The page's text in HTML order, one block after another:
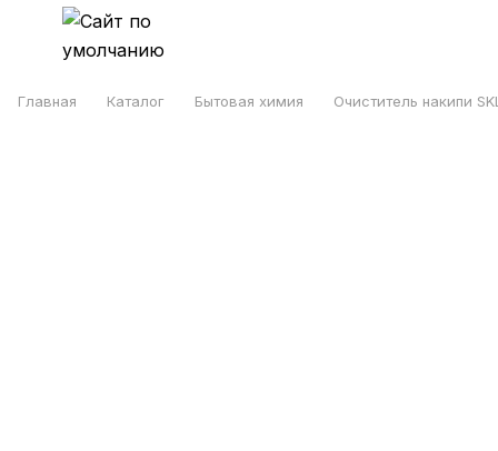
Главная Каталог Бытовая химия Очиститель накипи